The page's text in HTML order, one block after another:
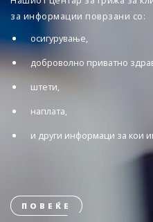
за информации поврзани со:
осигурување,
доброволно приватно
штети,
наплата,
и други информаци за кои
ПОВЕЌЕ